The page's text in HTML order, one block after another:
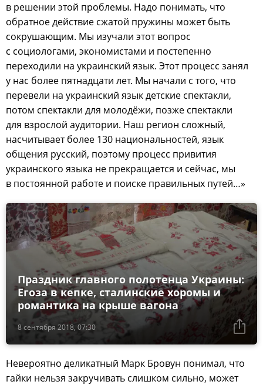
в решении этой проблемы. Надо понимать, что
обратное действие сжатой пружины может быть
сокрушающим. Мы изучали этот вопрос
с социологами, экономистами и постепенно
переходили на украинский язык. Этот процесс занял
у нас более пятнадцати лет. Мы начали с того, что
перевели на украинский язык детские спектакли,
потом спектакли для молодёжи, позже спектакли
для взрослой аудитории. Наш регион сложный,
насчитывает более 130 национальностей, язык
общения русский, поэтому процесс привития
украинского языка не прекращается и сейчас, мы
в постоянной работе и поиске правильных путей…»
8 сентября 2018, 07:30
Праздник главного полотенца Украины:
Егоза в кепке, сталинские хоромы и
романтика на крыше вагона
Невероятно деликатный Марк Бровун понимал, что
гайки нельзя закручивать слишком сильно, может